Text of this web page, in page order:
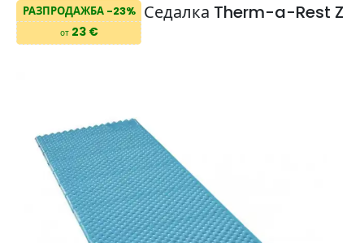
РАЗПРОДАЖБА -23%
от23 €
Седалка Therm-a-Rest Z